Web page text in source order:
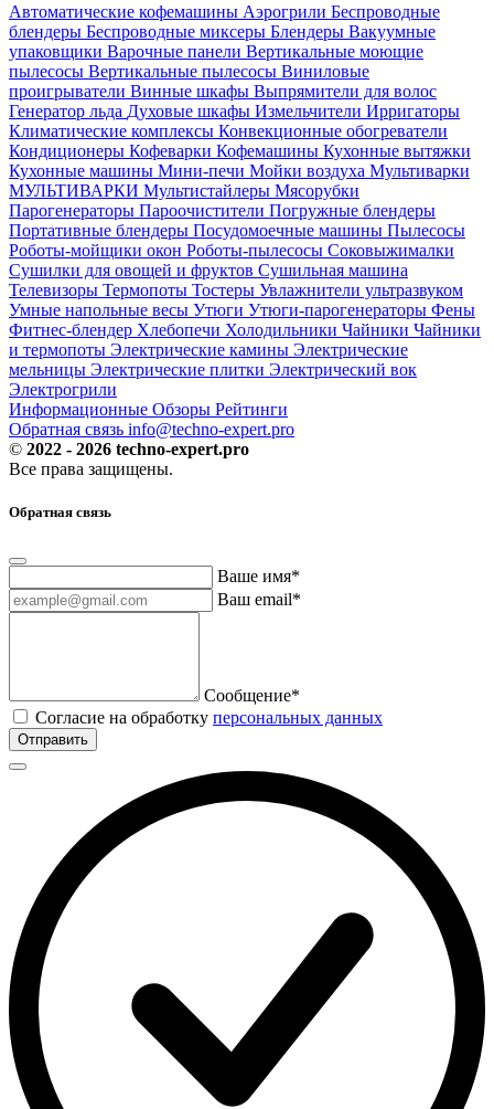
Автоматические кофемашины Аэрогрили Беспроводные
блендеры Беспроводные миксеры Блендеры Вакуумные
упаковщики Варочные панели Вертикальные моющие
пылесосы Вертикальные пылесосы Виниловые
проигрыватели Винные шкафы Выпрямители для волос
Генератор льда Духовые шкафы Измельчители Ирригаторы
Климатические комплексы Конвекционные обогреватели
Кондиционеры Кофеварки Кофемашины Кухонные вытяжки
Кухонные машины Мини-печи Мойки воздуха Мультиварки
МУЛЬТИВАРКИ Мультистайлеры Мясорубки
Парогенераторы Пароочистители Погружные блендеры
Портативные блендеры Посудомоечные машины Пылесосы
Роботы-мойщики окон Роботы-пылесосы Соковыжималки
Сушилки для овощей и фруктов Сушильная машина
Телевизоры Термопоты Тостеры Увлажнители ультразвуком
Умные напольные весы Утюги Утюги-парогенераторы Фены
Фитнес-блендер Хлебопечи Холодильники Чайники Чайники
и термопоты Электрические камины Электрические
мельницы Электрические плитки Электрический вок
Электрогрили
Информационные Обзоры Рейтинги
Обратная связь info@techno-expert.pro
© 2022 - 2026 techno-expert.pro
Все права защищены.
Обратная связь
Ваше имя*
Ваш email*
Сообщение*
Согласие на обработку персональных данных
Отправить